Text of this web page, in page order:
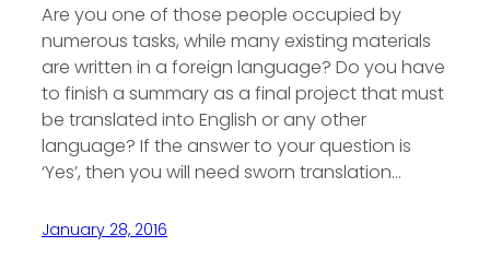
Are you one of those people occupied by
numerous tasks, while many existing materials
are written in a foreign language? Do you have
to finish a summary as a final project that must
be translated into English or any other
language? If the answer to your question is
‘Yes’, then you will need sworn translation…
January 28, 2016